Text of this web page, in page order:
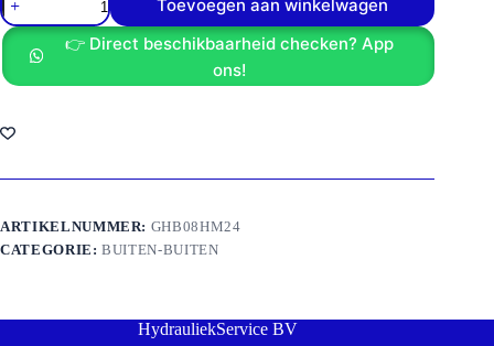
1/2
-
M24
aantal
Toevoegen aan winkelwagen
👉 Direct beschikbaarheid checken? App
ons!
ARTIKELNUMMER: GHB08HM24
CATEGORIE:BUITEN-BUITEN
HydrauliekService BV